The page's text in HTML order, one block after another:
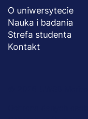
O uniwersytecie
Nauka i badania
Strefa studenta
Kontakt